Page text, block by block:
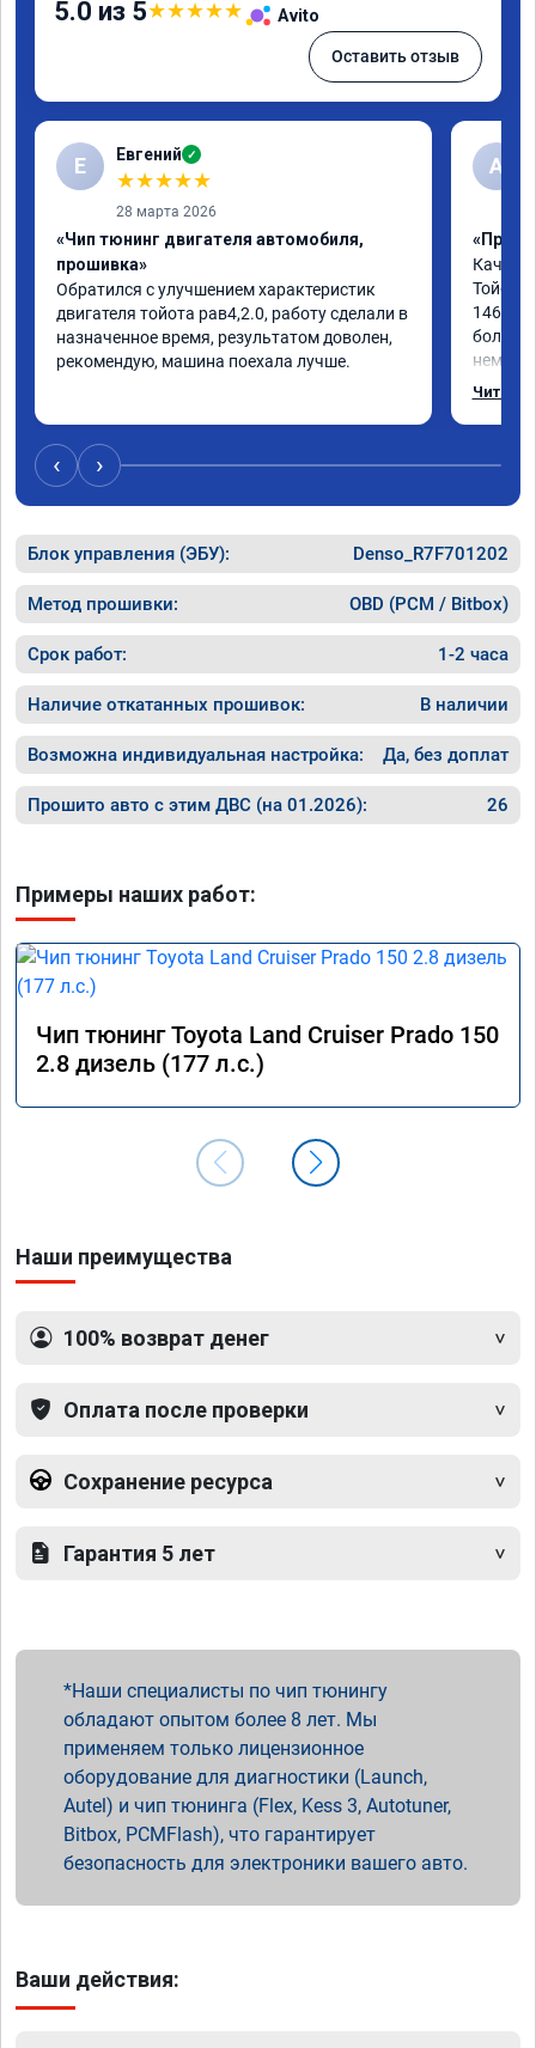
5.0 из 5★★★★★ Avito
Оставить отзыв
Е Евгений ✓
★★★★★
28 марта 2026
«Чип тюнинг двигателя автомобиля,
прошивка»
Обратился с улучшением характеристик
двигателя тойота рав4,2.0, работу сделали в
назначенное время, результатом доволен,
рекомендую, машина поехала лучше.
А
Тойоты
146л.с.
более
Мотор
что не
Читать
‹ ›
Блок управления (ЭБУ): Denso_R7F701202
Метод прошивки: OBD (PCM / Bitbox)
Срок работ: 1-2 часа
Наличие откатанных прошивок: В наличии
Возможна индивидуальная настройка: Да, без доплат
Прошито авто с этим ДВС (на 01.2026): 26
Примеры наших работ:
Чип тюнинг Toyota Land Cruiser Prado 150
2.8 дизель (177 л.с.)
Наши преимущества
100% возврат денег
Оплата после проверки
Сохранение ресурса
Гарантия 5 лет
Наши специалисты по чип тюнингу
обладают опытом более 8 лет. Мы
применяем только лицензионное
оборудование для диагностики (Launch,
Autel) и чип тюнинга (Flex, Kess 3, Autotuner,
Bitbox, PCMFlash), что гарантирует
безопасность для электроники вашего авто.
Ваши действия: